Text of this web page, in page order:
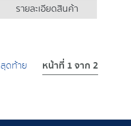
รายละเอียดสินค้า
สุดท้าย หน้าที่ 1 จาก 2